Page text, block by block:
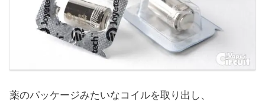
薬のパッケージみたいなコイルを取り出し、